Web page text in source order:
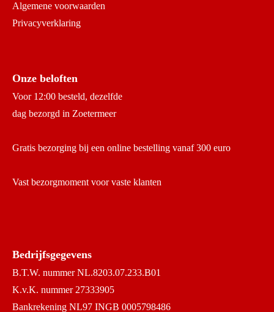
Algemene voorwaarden
Privacyverklaring
Onze beloften
Voor 12:00 besteld, dezelfde
dag bezorgd in Zoetermeer
Gratis bezorging bij een online bestelling vanaf 300 euro
Vast bezorgmoment voor vaste klanten
Bedrijfsgegevens
B.T.W. nummer NL.8203.07.233.B01
K.v.K. nummer 27333905
Bankrekening NL97 INGB 0005798486